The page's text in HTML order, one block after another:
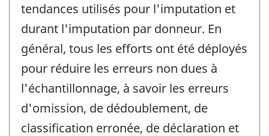
tendances utilisés pour l'imputation et
durant l'imputation par donneur. En
général, tous les efforts ont été déployés
pour réduire les erreurs non dues à
l'échantillonnage, à savoir les erreurs
d'omission, de dédoublement, de
classification erronée, de déclaration et